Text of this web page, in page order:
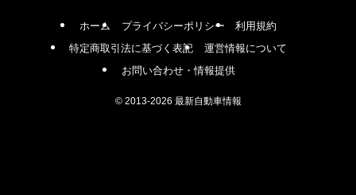
ホーム プライバシーポリシー
利用規約
特定商取引法に基づく表記
運営情報について
お問い合わせ・情報提供
©2013-2026 最新自動車情報